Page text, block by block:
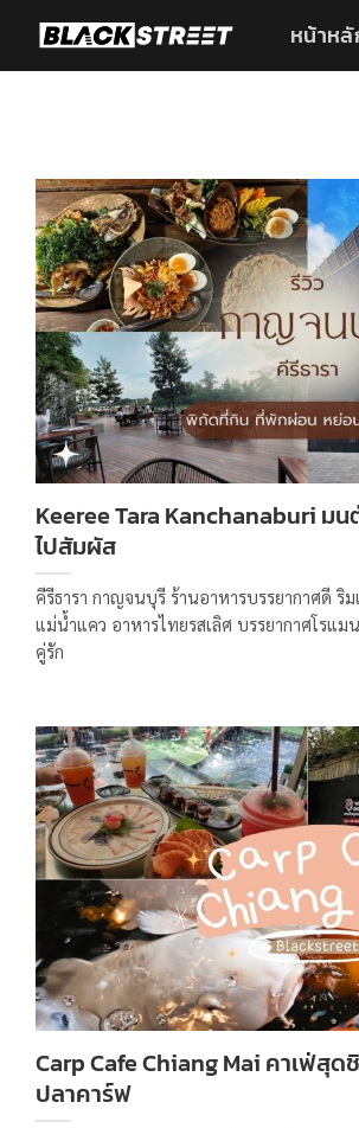
content
หน้าหลั
Keeree Tara Kanchanaburi ม
ไปสัมผัส
คีรีธารา กาญจนบุรี ร้านอาหารบรรยากาศดี
แม่น้ำแคว อาหารไทยรสเลิศ บรรยากาศโรแ
คู่รัก
Carp Cafe Chiang Mai คาเฟ่สุ
ปลาคาร์ฟ